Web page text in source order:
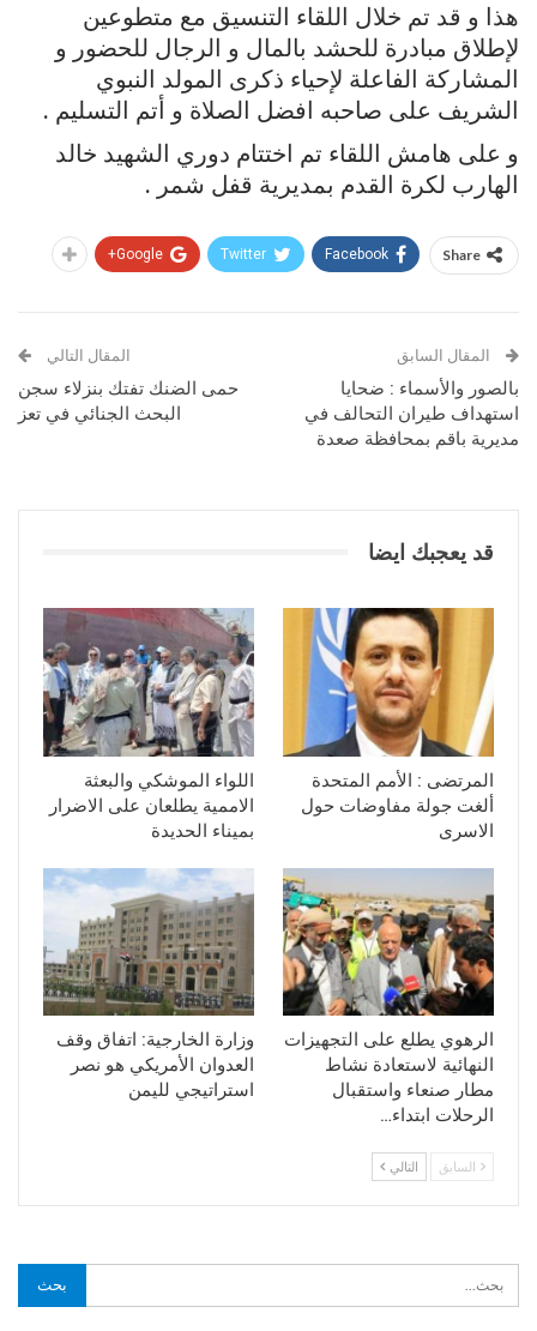
هذا و قد تم خلال اللقاء التنسيق مع متطوعين
لإطلاق مبادرة للحشد بالمال و الرجال للحضور و
المشاركة الفاعلة لإحياء ذكرى المولد النبوي
الشريف على صاحبه افضل الصلاة و أتم التسليم .
و على هامش اللقاء تم اختتام دوري الشهيد خالد
الهارب لكرة القدم بمديرية قفل شمر .
Share
Facebook
Twitter
Google+
المقال السابق
بالصور والأسماء : ضحايا
استهداف طيران التحالف في
مديرية باقم بمحافظة صعدة
المقال التالي
حمى الضنك تفتك بنزلاء سجن
البحث الجنائي في تعز
قد يعجبك ايضا
المرتضى : الأمم المتحدة
ألغت جولة مفاوضات حول
الاسرى
اللواء الموشكي والبعثة
الاممية يطلعان على الاضرار
بميناء الحديدة
الرهوي يطلع على التجهيزات
النهائية لاستعادة نشاط
مطار صنعاء واستقبال
الرحلات ابتداء…
وزارة الخارجية: اتفاق وقف
العدوان الأمريكي هو نصر
استراتيجي لليمن
السابق التالي